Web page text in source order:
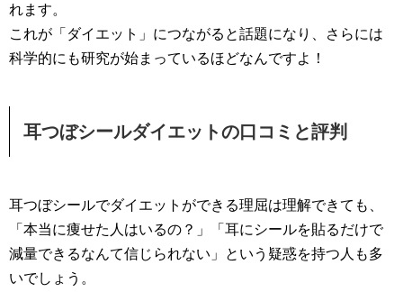
れます。
これが「ダイエット」につながると話題になり、さらには
科学的にも研究が始まっているほどなんですよ！
耳つぼシールダイエットの口コミと評判
耳つぼシールでダイエットができる理屈は理解できても、
「本当に痩せた人はいるの？」「耳にシールを貼るだけで
減量できるなんて信じられない」という疑惑を持つ人も多
いでしょう。